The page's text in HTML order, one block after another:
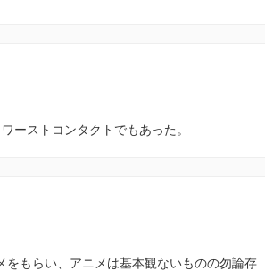
ーストコンタクトでもあった。
もらい、アニメは基本観ないものの勿論存